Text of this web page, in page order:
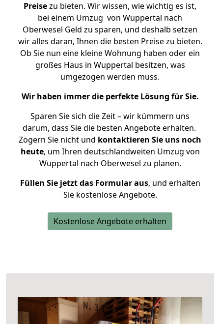
Preisezu bieten. Wir wissen, wie wichtig es ist,
bei einem Umzug von Wuppertal nach
Oberwesel Geld zu sparen, und deshalb setzen
wir alles daran, Ihnen die besten Preise zu bieten.
Ob Sie nun eine kleine Wohnung haben oder ein
großes Haus in Wuppertal besitzen, was
umgezogen werden muss.
Wir haben immer die perfekte Lösung für Sie.
Sparen Sie sich die Zeit – wir kümmern uns
darum, dass Sie die besten Angebote erhalten.
Zögern Sie nicht und kontaktieren Sie uns noch
heute, um Ihren deutschlandweiten Umzug von
Wuppertal nach Oberwesel zu planen.
Füllen Sie jetzt das Formular aus, und erhalten
Sie kostenlose Angebote.
Kostenlose Angebote erhalten